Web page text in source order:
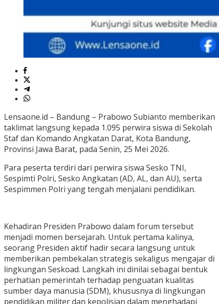
Lensaone.id – Bandung – Prabowo Subianto memberikan
taklimat langsung kepada 1.095 perwira siswa di Sekolah
Staf dan Komando Angkatan Darat, Kota Bandung,
Provinsi Jawa Barat, pada Senin, 25 Mei 2026.
Para peserta terdiri dari perwira siswa Sesko TNI,
Sespimti Polri, Sesko Angkatan (AD, AL, dan AU), serta
Sespimmen Polri yang tengah menjalani pendidikan.
Kehadiran Presiden Prabowo dalam forum tersebut
menjadi momen bersejarah. Untuk pertama kalinya,
seorang Presiden aktif hadir secara langsung untuk
memberikan pembekalan strategis sekaligus mengajar di
lingkungan Seskoad. Langkah ini dinilai sebagai bentuk
perhatian pemerintah terhadap penguatan kualitas
sumber daya manusia (SDM), khususnya di lingkungan
pendidikan militer dan kepolisian dalam menghadapi